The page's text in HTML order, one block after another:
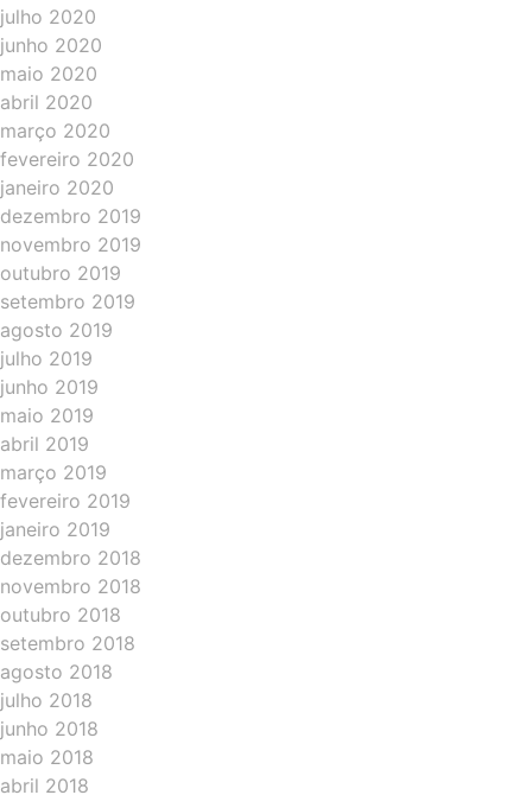
julho 2020
junho 2020
maio 2020
abril 2020
março 2020
fevereiro 2020
janeiro 2020
dezembro 2019
novembro 2019
outubro 2019
setembro 2019
agosto 2019
julho 2019
junho 2019
maio 2019
abril 2019
março 2019
fevereiro 2019
janeiro 2019
dezembro 2018
novembro 2018
outubro 2018
setembro 2018
agosto 2018
julho 2018
junho 2018
maio 2018
abril 2018